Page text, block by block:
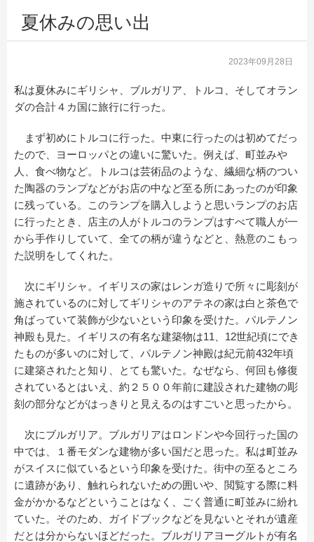
夏休みの思い出
2023年09月28日
私は夏休みにギリシャ、ブルガリア、トルコ、そしてオラン
ダの合計４カ国に旅行に行った。
まず初めにトルコに行った。中東に行ったのは初めてだっ
たので、ヨーロッパとの違いに驚いた。例えば、町並みや
人、食べ物など。トルコは芸術品のような、繊細な柄のつい
た陶器のランプなどがお店の中など至る所にあったのが印象
に残っている。このランプを購入しようと思いランプのお店
に行ったとき、店主の人がトルコのランプはすべて職人が一
から手作りしていて、全ての柄が違うなどと、熱意のこもっ
た説明をしてくれた。
次にギリシャ。イギリスの家はレンガ造りで所々に彫刻が
施されているのに対してギリシャのアテネの家は白と茶色で
角ばっていて装飾が少ないという印象を受けた。パルテノン
神殿も見た。イギリスの有名な建築物は11、12世紀頃にでき
たものが多いのに対して、パルテノン神殿は紀元前432年頃
に建築されたと知り、とても驚いた。なぜなら、何回も修復
されているとはいえ、約２５００年前に建設された建物の彫
刻の部分などがはっきりと見えるのはすごいと思ったから。
次にブルガリア。ブルガリアはロンドンや今回行った国の
中では、１番モダンな建物が多い国だと思った。私は町並み
がスイスに似ているという印象を受けた。街中の至るところ
に遺跡があり、触れられないための囲いや、閲覧する際に料
金がかかるなどということはなく、ごく普通に町並みに紛れ
ていた。そのため、ガイドブックなどを見ないとそれが遺産
だとは分からないほどだった。ブルガリアヨーグルトが有名